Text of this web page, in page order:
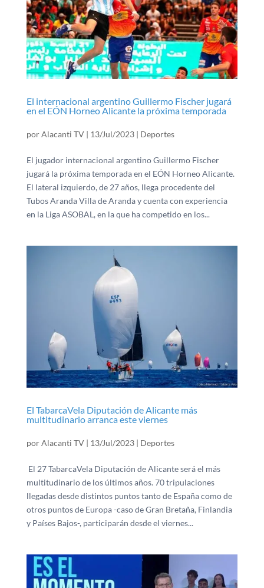
El internacional argentino Guillermo Fischer jugará
en el EÓN Horneo Alicante la próxima temporada
porAlacanti TV| 13/Jul/2023| Deportes
El jugador internacional argentino Guillermo Fischer
jugará la próxima temporada en el EÓN Horneo Alicante.
El lateral izquierdo, de 27 años, llega procedente del
Tubos Aranda Villa de Aranda y cuenta con experiencia
en la Liga ASOBAL, en la que ha competido en los...
El TabarcaVela Diputación de Alicante más
multitudinario arranca este viernes
porAlacanti TV| 13/Jul/2023| Deportes
El 27 TabarcaVela Diputación de Alicante será el más
multitudinario de los últimos años. 70 tripulaciones
llegadas desde distintos puntos tanto de España como de
otros puntos de Europa -caso de Gran Bretaña, Finlandia
y Países Bajos-, participarán desde el viernes...